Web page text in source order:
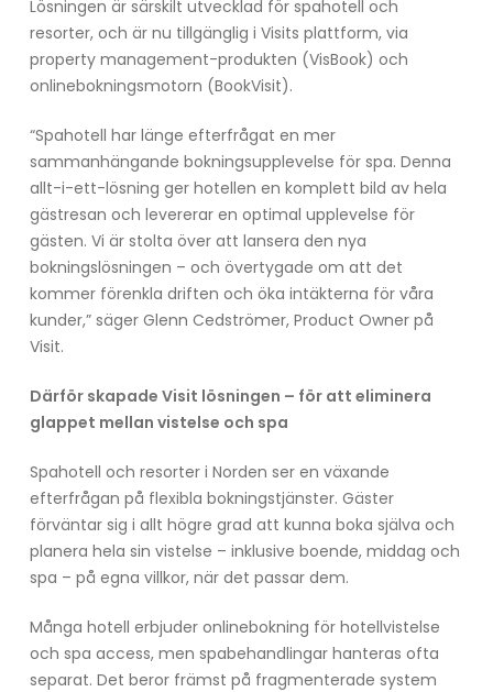
Lösningen är särskilt utvecklad för spahotell och
resorter, och är nu tillgänglig i Visits plattform, via
property management-produkten (VisBook) och
onlinebokningsmotorn (BookVisit).
“Spahotell har länge efterfrågat en mer
sammanhängande bokningsupplevelse för spa. Denna
allt-i-ett-lösning ger hotellen en komplett bild av hela
gästresan och levererar en optimal upplevelse för
gästen. Vi är stolta över att lansera den nya
bokningslösningen – och övertygade om att det
kommer förenkla driften och öka intäkterna för våra
kunder,” säger Glenn Cedströmer, Product Owner på
Visit.
Därför skapade Visit lösningen – för att eliminera
glappet mellan vistelse och spa
Spahotell och resorter i Norden ser en växande
efterfrågan på flexibla bokningstjänster. Gäster
förväntar sig i allt högre grad att kunna boka själva och
planera hela sin vistelse – inklusive boende, middag och
spa – på egna villkor, när det passar dem.
Många hotell erbjuder onlinebokning för hotellvistelse
och spa access, men spabehandlingar hanteras ofta
separat. Det beror främst på fragmenterade system